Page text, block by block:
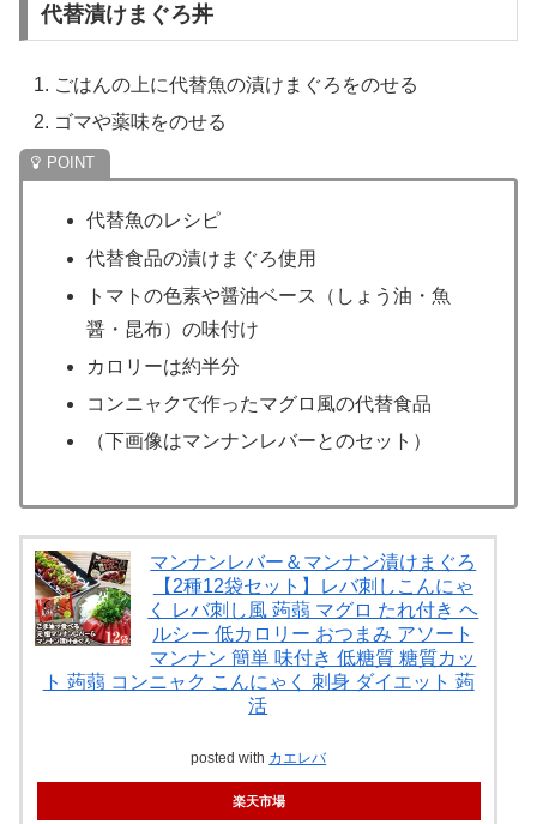
代替漬けまぐろ丼
ごはんの上に代替魚の漬けまぐろをのせる
ゴマや薬味をのせる
代替魚のレシピ
代替食品の漬けまぐろ使用
トマトの色素や醤油ベース（しょう油・魚
醤・昆布）の味付け
カロリーは約半分
コンニャクで作ったマグロ風の代替食品
（下画像はマンナンレバーとのセット）
マンナンレバー＆マンナン漬けまぐろ
【2種12袋セット】レバ刺しこんにゃ
く レバ刺し風 蒟蒻 マグロ たれ付き ヘ
ルシー 低カロリー おつまみ アソート
マンナン 簡単 味付き 低糖質 糖質カッ
ト 蒟蒻 コンニャク こんにゃく 刺身 ダイエット 蒟
活
posted with カエレバ
楽天市場